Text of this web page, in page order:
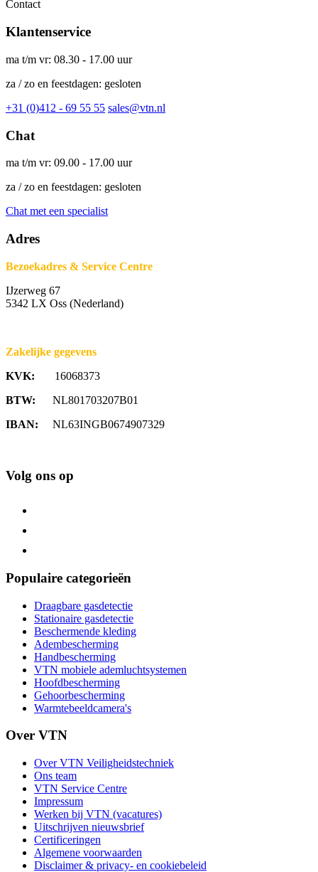
Contact
Klantenservice
ma t/m vr: 08.30 - 17.00 uur
za / zo en feestdagen: gesloten
+31 (0)412 - 69 55 55 sales@vtn.nl
Chat
ma t/m vr: 09.00 - 17.00 uur
za / zo en feestdagen: gesloten
Chat met een specialist
Adres
Bezoekadres & Service Centre
IJzerweg 67
5342 LX Oss (Nederland)
Zakelijke gegevens
KVK: 16068373
BTW: NL801703207B01
IBAN: NL63INGB0674907329
Volg ons op
Populaire categorieën
Draagbare gasdetectie
Stationaire gasdetectie
Beschermende kleding
Adembescherming
Handbescherming
VTN mobiele ademluchtsystemen
Hoofdbescherming
Gehoorbescherming
Warmtebeeldcamera's
Over VTN
Over VTN Veiligheidstechniek
Ons team
VTN Service Centre
Impressum
Werken bij VTN (vacatures)
Uitschrijven nieuwsbrief
Certificeringen
Algemene voorwaarden
Disclaimer & privacy- en cookiebeleid